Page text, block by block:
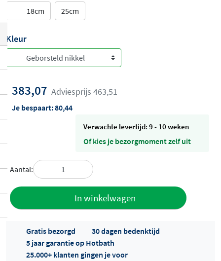
18cm 25cm
Kleur
383,07 Adviesprijs 463,51
Je bespaart:80,44
Verwachte levertijd: 9 - 10 weken
Of kies je bezorgmoment zelf uit
Aantal:
In winkelwagen
Gratis bezorgd
30 dagen bedenktijd
5 jaar garantie op Hotbath
25.000+ klanten gingen je voor